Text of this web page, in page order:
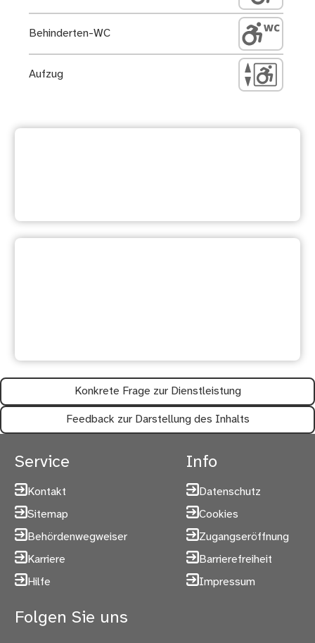
Behinderten-WC
Aufzug
Konkrete Frage zur Dienstleistung
Feedback zur Darstellung des Inhalts
Service
Kontakt
Sitemap
Behördenwegweiser
Karriere
Hilfe
Info
Datenschutz
Cookies
Zugangseröffnung
Barrierefreiheit
Impressum
Folgen Sie uns